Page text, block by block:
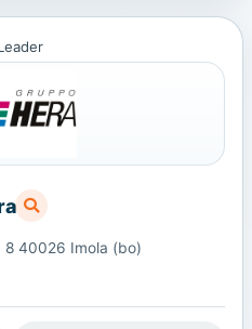
8 40026 Imola (bo)